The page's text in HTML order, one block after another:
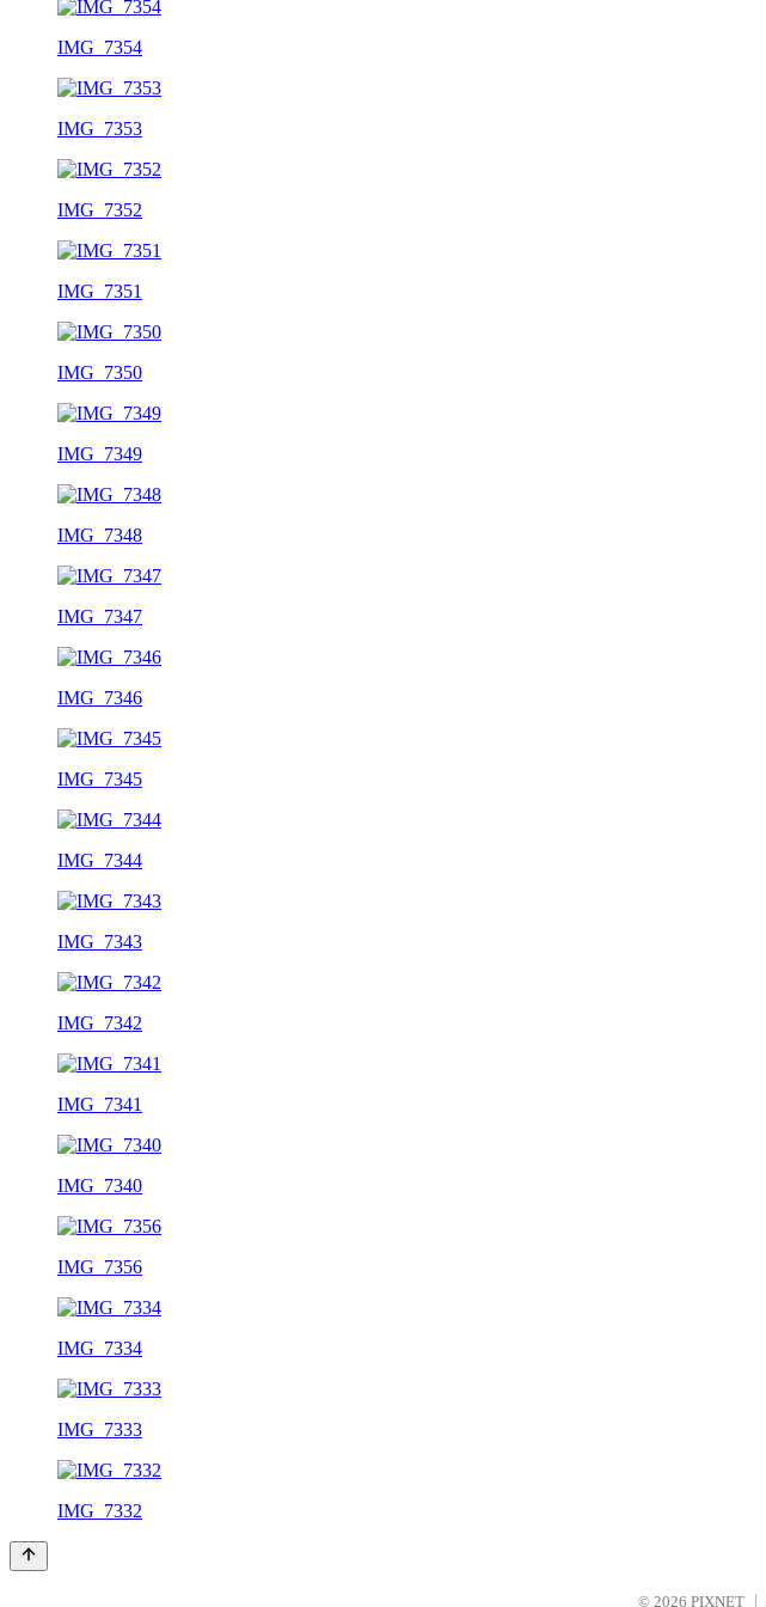
IMG_7354
IMG_7353
IMG_7352
IMG_7351
IMG_7350
IMG_7349
IMG_7348
IMG_7347
IMG_7346
IMG_7345
IMG_7344
IMG_7343
IMG_7342
IMG_7341
IMG_7340
IMG_7356
IMG_7334
IMG_7333
IMG_7332
© 2026 PIXNET